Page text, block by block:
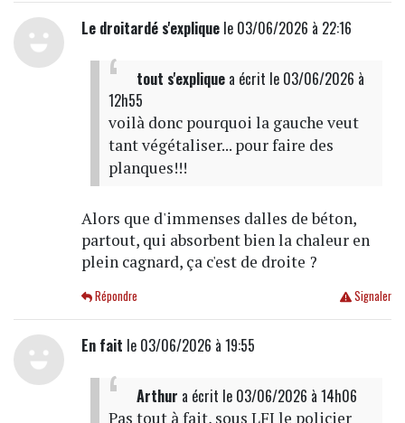
Le droitardé s'expliquele 03/06/2026 à 22:16
tout s'expliquea écrit le 03/06/2026 à
12h55
voilà donc pourquoi la gauche veut
tant végétaliser... pour faire des
planques!!!
Alors que d'immenses dalles de béton,
partout, qui absorbent bien la chaleur en
plein cagnard, ça c'est de droite ?
Signaler
Répondre
En fait le 03/06/2026 à 19:55
Arthur a écrit le 03/06/2026 à 14h06
Pas tout à fait, sous LFI le policier